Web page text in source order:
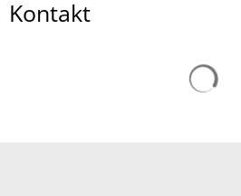
Kontakt